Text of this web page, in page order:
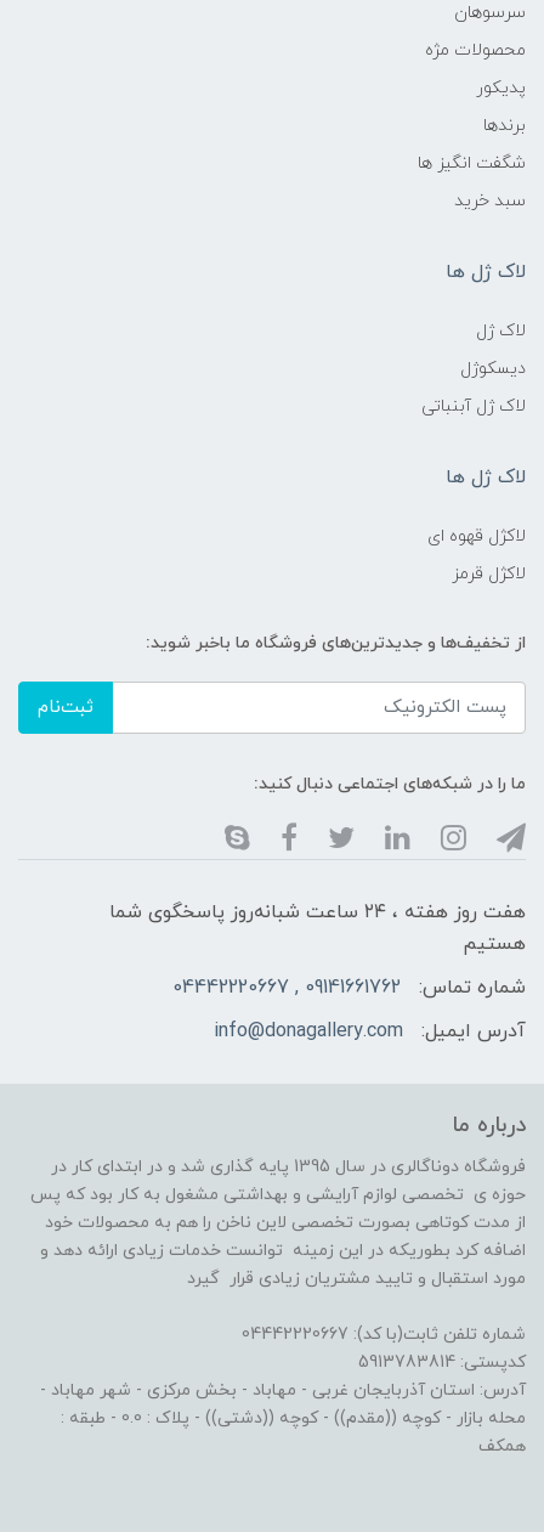
سرسوهان
محصولات مژه
پدیکور
برندها
شگفت انگیز ها
سبد خرید
لاک ژل ها
لاک ژل
دیسکوژل
لاک ژل آبنباتی
لاک ژل ها
لاکژل قهوه ای
لاکژل قرمز
از تخفیف‌ها و جدیدترین‌های فروشگاه ما باخبر شوید:
ثبت‌نام
ما را در شبکه‌های اجتماعی دنبال کنید:
هفت روز هفته ، ۲۴ ساعت شبانه‌روز پاسخگوی شما
هستیم
شماره تماس:
09141661762 , 04442220667
آدرس ایمیل:
info@donagallery.com
درباره ما
فروشگاه دوناگالری در سال 1395 پایه گذاری شد و در ابتدای کار در
حوزه ی تخصصی لوازم آرایشی و بهداشتی مشغول به کار بود که پس
از مدت کوتاهی بصورت تخصصی لاین ناخن را هم به محصولات خود
اضافه کرد بطوریکه در این زمینه توانست خدمات زیادی ارائه دهد و
مورد استقبال و تایید مشتریان زیادی قرار گیرد
شماره تلفن ثابت(با کد): 04442220667
کدپستی: 5913783814
آدرس: استان آذربایجان غربی - مهاباد - بخش مرکزی - شهر مهاباد -
محله بازار - کوچه ((مقدم)) - کوچه ((دشتی)) - پلاک : 0.0 - طبقه :
همکف